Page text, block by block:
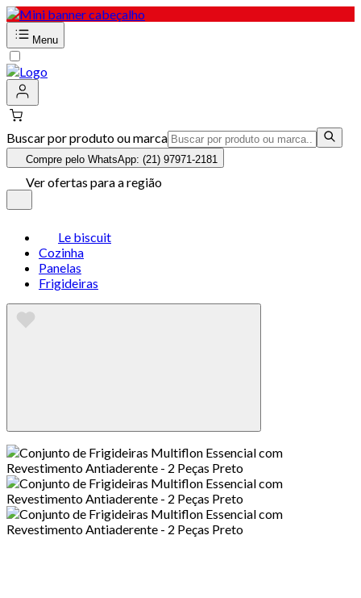
Menu
Buscar por produto ou marca
Compre pelo WhatsApp: (21) 97971-2181
Ver ofertas para a região
Le biscuit
Cozinha
Panelas
Frigideiras